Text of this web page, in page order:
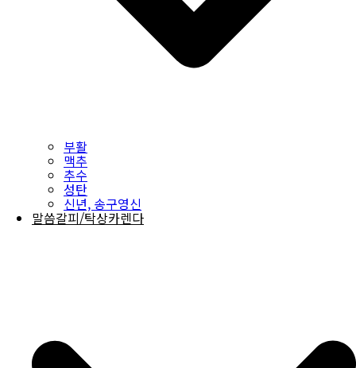
부활
맥추
추수
성탄
신년, 송구영신
말씀갈피/탁상카렌다